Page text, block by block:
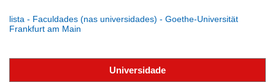
lista - Faculdades (nas universidades) - Goethe-Universität
Frankfurt am Main
Universidade